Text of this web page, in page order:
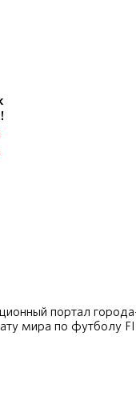
портал
мира по футболу